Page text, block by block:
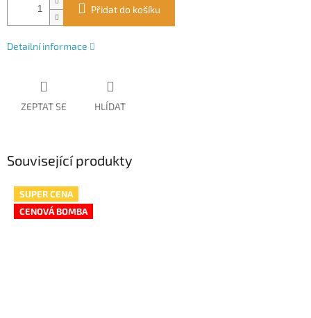
Přidat do košíku
Detailní informace
ZEPTAT SE HLÍDAT
Související produkty
SUPER CENA
CENOVÁ BOMBA